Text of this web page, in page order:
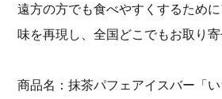
遠方の方でも食べやすくするため
味を再現し、全国どこでもお取り寄
商品名：抹茶パフェアイスバー「い